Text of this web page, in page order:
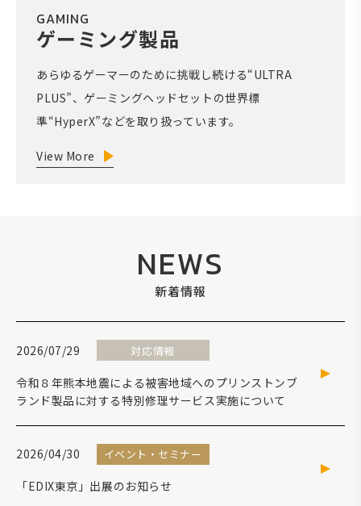
GAMING
ゲーミング製品
あらゆるゲーマーのために挑戦し続ける“ULTRA
PLUS”、ゲーミングヘッドセットの世界標
準“HyperX”などを取り扱っています。
View More
NEWS
新着情報
2026/07/29 対応情報
令和８年熊本地震による被害地域へのプリンストンブ
ランド製品に対する特別修理サービス実施について
2026/04/30 イベント・セミナー
「EDIX東京」出展のお知らせ